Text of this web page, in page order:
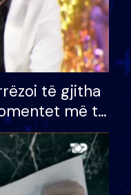
të gjitha
më të
VIP: Do më
kur…